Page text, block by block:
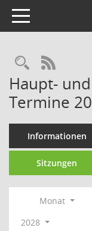
Toggle navigation
RSS-
Haupt-
Termine
Informationen
Sitzungen
Monat
2028